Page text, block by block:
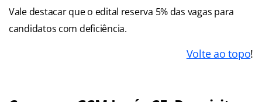
Vale destacar que o edital reserva 5% das vagas para
candidatos com deficiência.
Volte ao topo!